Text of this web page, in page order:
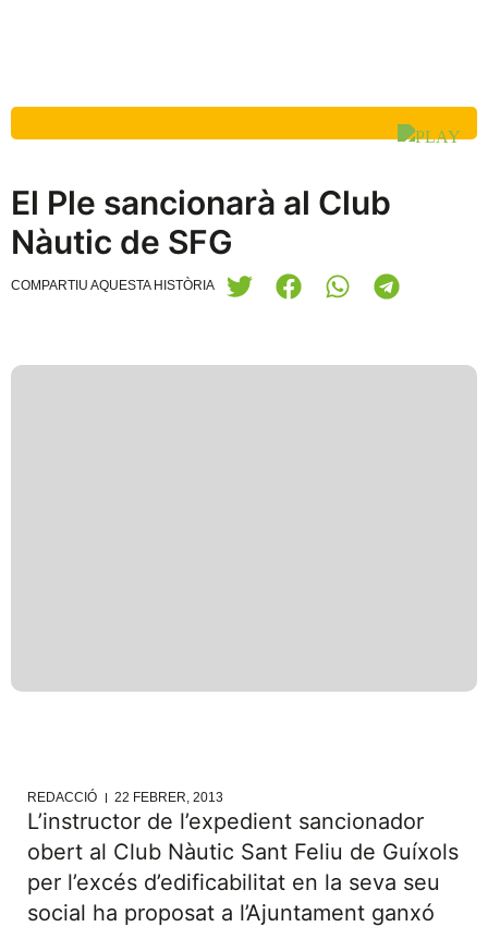
El Ple sancionarà al Club
Nàutic de SFG
COMPARTIU AQUESTA HISTÒRIA
REDACCIÓ 22 FEBRER, 2013
L’instructor de l’expedient sancionador
obert al Club Nàutic Sant Feliu de Guíxols
per l’excés d’edificabilitat en la seva seu
social ha proposat a l’Ajuntament ganxó